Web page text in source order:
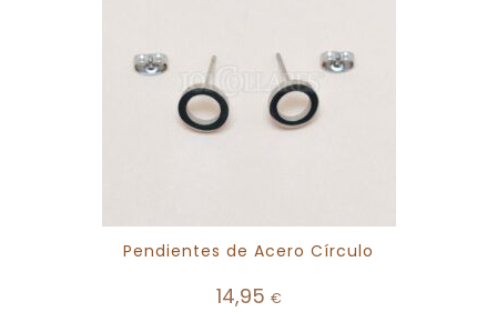
Pendientes de Acero Círculo
14,95 €